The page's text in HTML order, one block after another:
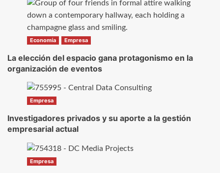
Economía Empresa
La elección del espacio gana protagonismo en la
organización de eventos
Empresa
Investigadores privados y su aporte a la gestión
empresarial actual
Empresa